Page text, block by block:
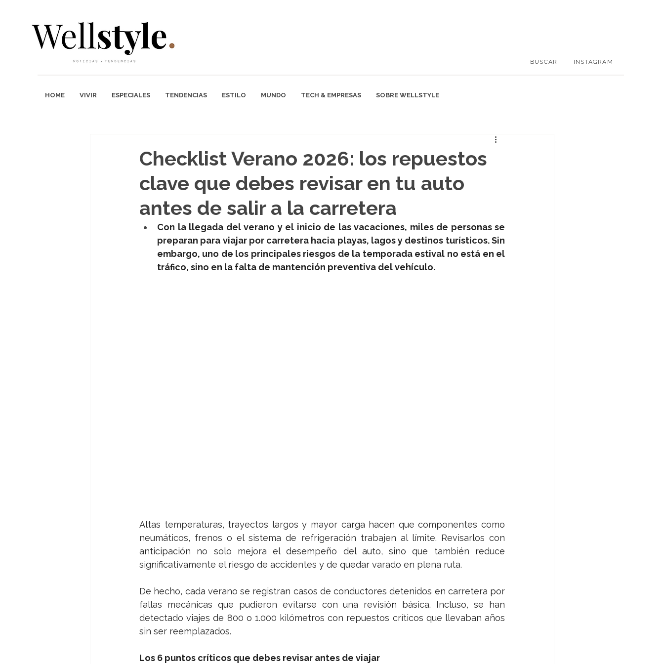
BUSCAR INSTAGRAM
HOME VIVIR ESPECIALES TENDENCIAS ESTILO MUNDO TECH & EMPRESAS SOBRE WELLSTYLE
Checklist Verano 2026: los repuestos
clave que debes revisar en tu auto
antes de salir a la carretera
Con la llegada del verano y el inicio de las vacaciones, miles de personas se
preparan para viajar por carretera hacia playas, lagos y destinos turísticos. Sin
embargo, uno de los principales riesgos de la temporada estival no está en el
tráfico, sino en la falta de mantención preventiva del vehículo.
Altas temperaturas, trayectos largos y mayor carga hacen que componentes como
neumáticos, frenos o el sistema de refrigeración trabajen al límite. Revisarlos con
anticipación no solo mejora el desempeño del auto, sino que también reduce
significativamente el riesgo de accidentes y de quedar varado en plena ruta.
De hecho, cada verano se registran casos de conductores detenidos en carretera por
fallas mecánicas que pudieron evitarse con una revisión básica. Incluso, se han
detectado viajes de 800 o 1.000 kilómetros con repuestos críticos que llevaban años
sin ser reemplazados.
Los 6 puntos críticos que debes revisar antes de viajar